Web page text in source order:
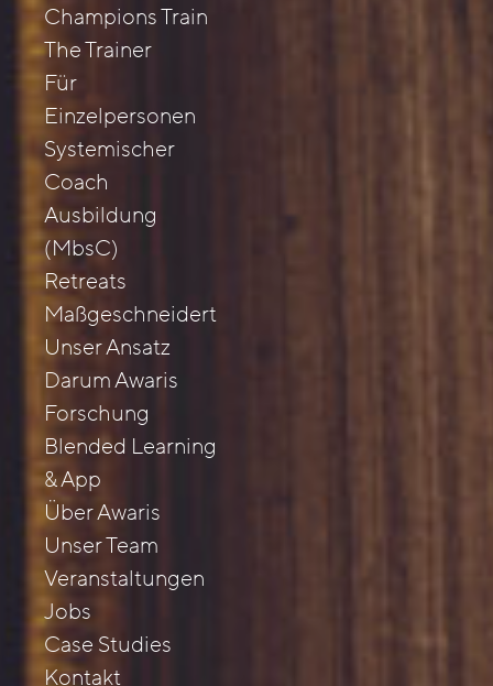
Champions Train
The Trainer
Für
Einzelpersonen
Systemischer
Coach
Ausbildung
(MbsC)
Retreats
Maßgeschneidert
Unser Ansatz
Darum Awaris
Forschung
Blended Learning
& App
Über Awaris
Unser Team
Veranstaltungen
Jobs
Case Studies
Kontakt